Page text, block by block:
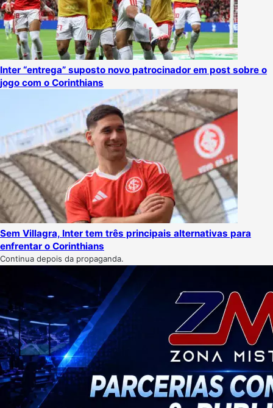
Inter “entrega” suposto novo patrocinador em post sobre o
jogo com o Corinthians
Sem Villagra, Inter tem três principais alternativas para
enfrentar o Corinthians
Continua depois da propaganda.